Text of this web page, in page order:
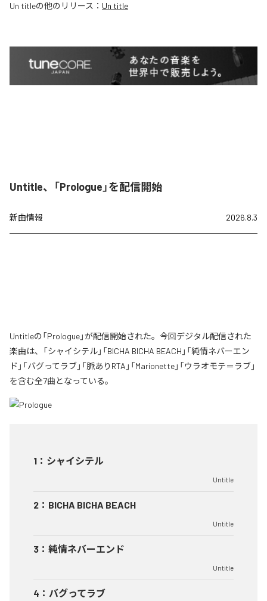
Un titleの他のリリース： Un title
Untitle、「Prologue」を配信開始
新曲情報 2026.8.3
Untitleの「Prologue」が配信開始された。今回デジタル配信された
楽曲は、「シャイシテル」「BICHA BICHA BEACH」「純情ネバーエン
ド」「バグってラブ」「脈ありRTA」「Marionette」「ウラオモテ＝ラブ」
を含む全7曲となっている。
1 ： シャイシテル
Untitle
2 ： BICHA BICHA BEACH
Untitle
3 ： 純情ネバーエンド
Untitle
4 ： バグってラブ